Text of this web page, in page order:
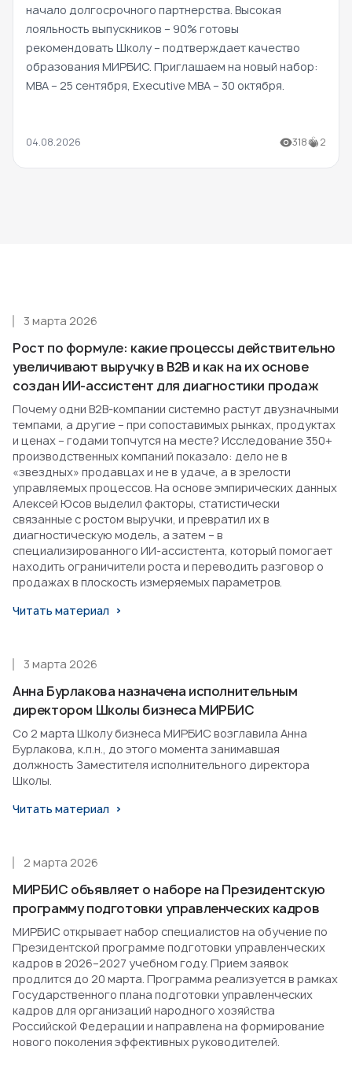
начало долгосрочного партнерства. Высокая
лояльность выпускников – 90% готовы
рекомендовать Школу – подтверждает качество
образования МИРБИС. Приглашаем на новый набор:
MBA – 25 сентября, Executive MBA – 30 октября.
04.08.2026 318 2
Рост по формуле: какие процессы действительно
увеличивают выручку в B2B и как на их основе
создан ИИ-ассистент для диагностики продаж
3 марта 2026
Почему одни B2B-компании системно растут двузначными
темпами, а другие – при сопоставимых рынках, продуктах
и ценах – годами топчутся на месте? Исследование 350+
производственных компаний показало: дело не в
«звездных» продавцах и не в удаче, а в зрелости
управляемых процессов. На основе эмпирических данных
Алексей Юсов выделил факторы, статистически
связанные с ростом выручки, и превратил их в
диагностическую модель, а затем – в
специализированного ИИ-ассистента, который помогает
находить ограничители роста и переводить разговор о
продажах в плоскость измеряемых параметров.
Читать материал
Анна Бурлакова назначена исполнительным
директором Школы бизнеса МИРБИС
3 марта 2026
Со 2 марта Школу бизнеса МИРБИС возглавила Анна
Бурлакова, к.п.н., до этого момента занимавшая
должность Заместителя исполнительного директора
Школы.
Читать материал
МИРБИС объявляет о наборе на Президентскую
программу подготовки управленческих кадров
2 марта 2026
МИРБИС открывает набор специалистов на обучение по
Президентской программе подготовки управленческих
кадров в 2026–2027 учебном году. Прием заявок
продлится до 20 марта. Программа реализуется в рамках
Государственного плана подготовки управленческих
кадров для организаций народного хозяйства
Российской Федерации и направлена на формирование
нового поколения эффективных руководителей.